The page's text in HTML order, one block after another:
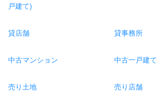
戸建て)
貸店舗 貸事務所
中古マンション 中古一戸建て
売り土地 売り店舗